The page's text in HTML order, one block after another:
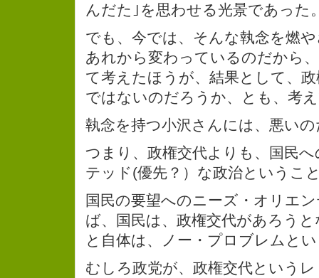
んだた｣を思わせる光景であった
でも、今では、そんな執念を燃
あれから変わっているのだから
て考えたほうが、結果として、
ではないのだろうか、とも、考
執念を持つ小沢さんには、悪い
つまり、政権交代よりも、国民
テッド(優先？）な政治というこ
国民の要望へのニーズ・オリエ
ば、国民は、政権交代があろう
と自体は、ノー・プロブレムと
むしろ政党が、政権交代という